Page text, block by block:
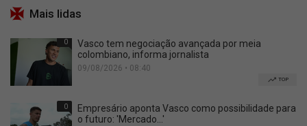
Mais lidas
0
Vasco tem negociação avançada por meia
colombiano, informa jornalista
09/08/2026 • 08:40
TOP
0
Empresário aponta Vasco como possibilidade para
o futuro: 'Mercado...'